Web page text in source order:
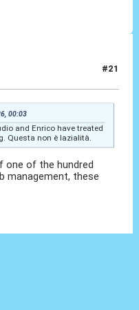
#21
00:03
and Enrico have treated
Questa non è lazialità.
one of the hundred
management, these